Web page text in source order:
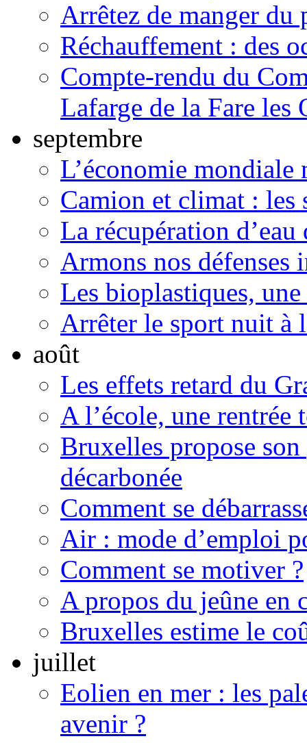
Arrêtez de manger du
Réchauffement : des
Compte-rendu du
Lafarge de la Fare les
septembre
L’économie
Camion et climat : les
La récupération
Armons nos défenses
Les bioplastiques,
Arrêter le sport nuit à
août
Les effets retard du
A l’école, une rentrée
Bruxelles propose
décarbonée
Comment se
Air : mode d’emploi
Comment se motiver ?
A propos du jeûne en
Bruxelles estime le
juillet
Eolien en mer : les
avenir ?